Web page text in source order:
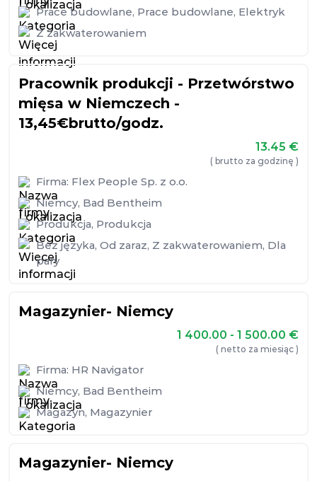
Prace budowlane, Prace budowlane, Elektryk
Z zakwaterowaniem
Pracownik produkcji - Przetwórstwo
mięsa w Niemczech -
13,45€brutto/godz.
13.45 €
( brutto za godzinę )
Firma: Flex People Sp. z o.o.
Niemcy, Bad Bentheim
Produkcja, Produkcja
Bez języka, Od zaraz, Z zakwaterowaniem, Dla
pary
Magazynier- Niemcy
1 400.00 - 1 500.00 €
( netto za miesiąc )
Firma: HR Navigator
Niemcy, Bad Bentheim
Magazyn, Magazynier
Magazynier- Niemcy